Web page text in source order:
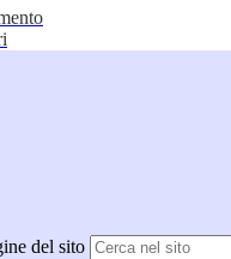
del sito